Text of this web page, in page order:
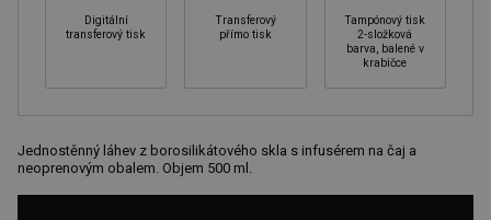
Digitální
transferový tisk
Transferový
přímo tisk
Tampónový tisk
2-složková
barva, balené v
krabičce
Jednostěnný láhev z borosilikátového skla s infusérem na čaj a
neoprenovým obalem. Objem 500 ml.